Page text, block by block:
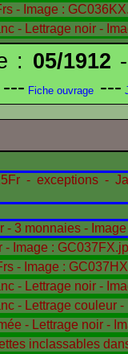
: 05/1912
--- Fiche ouvrage ---